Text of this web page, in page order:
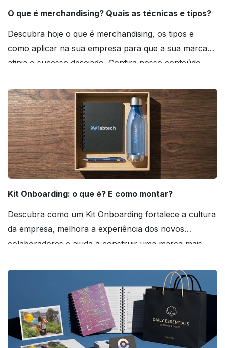
O que é merchandising? Quais as técnicas e tipos?
Descubra hoje o que é merchandising, os tipos e
como aplicar na sua empresa para que a sua marca
atinja o sucesso desejado. Confira nosso conteúdo
Kit Onboarding: o que é? E como montar?
Descubra como um Kit Onboarding fortalece a cultura
da empresa, melhora a experiência dos novos
colaboradores e ajuda a construir uma marca mais